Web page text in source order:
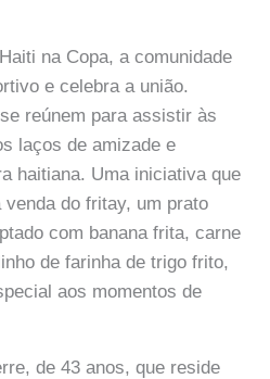
na Copa, a comunidade
e celebra a união.
reúnem para assistir às
laços de amizade e
haitiana. Uma iniciativa que
do fritay, um prato
com banana frita, carne
de farinha de trigo frito,
aos momentos de
de 43 anos, que reside